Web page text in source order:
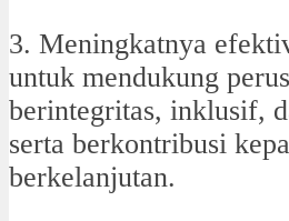
3. Meningkatnya
untuk mendukung
berintegritas, inklusif,
serta berkontribusi
berkelanjutan.